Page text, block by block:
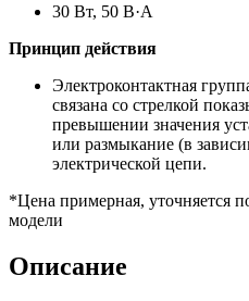
30 Вт, 50 В·А
Принцип действия
Электроконтактная
связана со стрелкой
превышении значения
или размыкание (в
электрической цепи.
*Цена примерная, уточняется
модели
Описание